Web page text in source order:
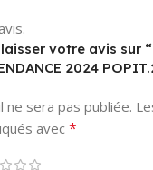
votre avis sur
2024
sera pas publiée.
avec *